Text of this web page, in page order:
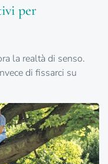
per
la realtà di senso.
di fissarci su